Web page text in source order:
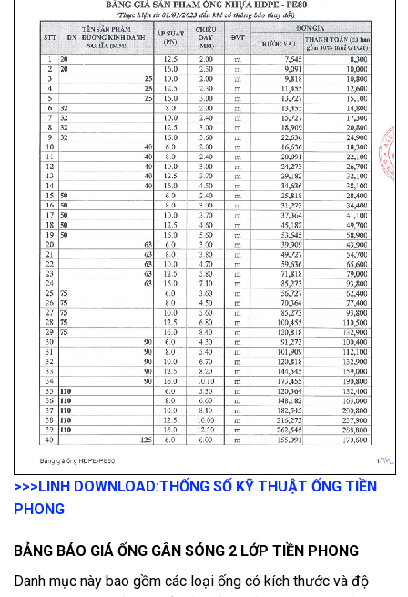
>>>LINH DOWNLOAD:THỐNG SỐ KỸ THUẬT ỐNG TIỀN
PHONG
BẢNG BÁO GIÁ ỐNG GÂN SÓNG 2 LỚP TIỀN PHONG
Danh mục này bao gồm các loại ống có kích thước và độ